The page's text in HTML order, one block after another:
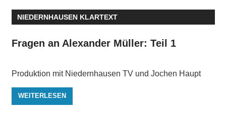
NIEDERNHAUSEN KLARTEXT
Fragen an Alexander Müller: Teil 1
Produktion mit Niedernhausen TV und Jochen Haupt
WEITERLESEN